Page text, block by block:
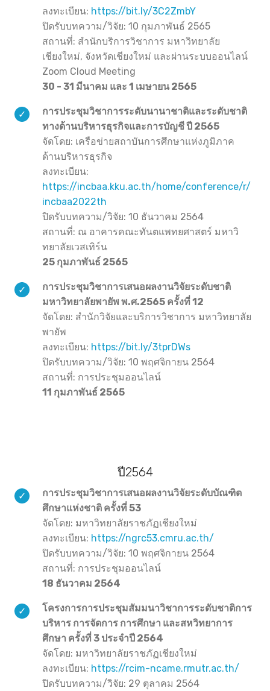
ลงทะเบียน: https://bit.ly/3C2ZmbY
ปิดรับบทความ/วิจัย: 10 กุมภาพันธ์ 2565
สถานที่: สำนักบริการวิชาการ มหาวิทยาลัย
เชียงใหม่, จังหวัดเชียงใหม่ และผ่านระบบออนไลน์
Zoom Cloud Meeting
30 - 31 มีนาคม และ 1 เมษายน 2565
การประชุมวิชาการระดับนานาชาติและระดับชาติ
ทางด้านบริหารธุรกิจและการบัญชี ปี 2565
จัดโดย: เครือข่ายสถาบันการศึกษาแห่งภูมิภาค
ด้านบริหารธุรกิจ
ลงทะเบียน:
https://incbaa.kku.ac.th/home/conference/r/
incbaa2022th
ปิดรับบทความ/วิจัย: 10 ธันวาคม 2564
สถานที่: ณ อาคารคณะทันตแพทยศาสตร์ มหาวิ
ทยาลัยเวสเทิร์น
25 กุมภาพันธ์ 2565
การประชุมวิชาการเสนอผลงานวิจัยระดับชาติ
มหาวิทยาลัยพายัพ พ.ศ.2565 ครั้งที่ 12
จัดโดย: สำนักวิจัยและบริการวิชาการ มหาวิทยาลัย
พายัพ
ลงทะเบียน: https://bit.ly/3tprDWs
ปิดรับบทความ/วิจัย: 10 พฤศจิกายน 2564
สถานที่: การประชุมออนไลน์
11 กุมภาพันธ์ 2565
ปี2564
การประชุมวิชาการเสนอผลงานวิจัยระดับบัณฑิต
ศึกษาแห่งชาติ ครั้งที่ 53
จัดโดย: มหาวิทยาลัยราชภัฏเชียงใหม่
ลงทะเบียน: https://ngrc53.cmru.ac.th/
ปิดรับบทความ/วิจัย: 10 พฤศจิกายน 2564
สถานที่: การประชุมออนไลน์
18 ธันวาคม 2564
โครงการการประชุมสัมมนาวิชาการระดับชาติการ
บริหาร การจัดการ การศึกษา และสหวิทยาการ
ศึกษา ครั้งที่ 3 ประจำปี 2564
จัดโดย: มหาวิทยาลัยราชภัฏเชียงใหม่
ลงทะเบียน: https://rcim-ncame.rmutr.ac.th/
ปิดรับบทความ/วิจัย: 29 ตุลาคม 2564